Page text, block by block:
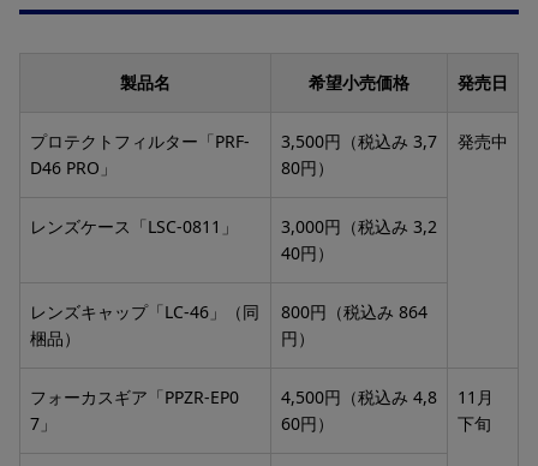
製品名 希望小売価格 発売日
プロテクトフィルター「PRF-
D46 PRO」
3,500円（税込み 3,7
80円）
発売中
レンズケース「LSC-0811」
3,000円（税込み 3,2
40円）
レンズキャップ「LC-46」（同
梱品）
800円（税込み 864
円）
フォーカスギア「PPZR-EP0
7」
4,500円（税込み 4,8
60円）
11月
下旬